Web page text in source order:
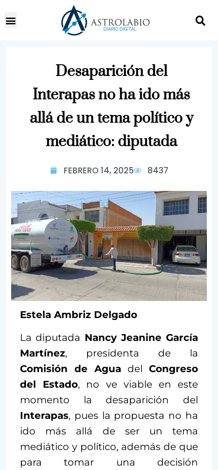
Desaparición del
Interapas no ha ido más
allá de un tema político y
mediático: diputada
FEBRERO 14, 2025 8437
Estela Ambriz Delgado
La diputada Nancy Jeanine García
Martínez, presidenta de la
Comisión de Agua del Congreso
del Estado, no ve viable en este
momento la desaparición del
Interapas, pues la propuesta no ha
ido más allá de ser un tema
mediático y político, además de que
para tomar una decisión